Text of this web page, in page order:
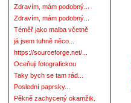
Zdravím, mám podobný...
Zdravím, mám podobný...
Téměř jako malba včetně
já jsem tuhně něco...
https://sourceforge.net/...
Oceňuji fotografickou
Taky bych se tam rád...
Poslední paprsky...
Pěkně zachycený okamžik.